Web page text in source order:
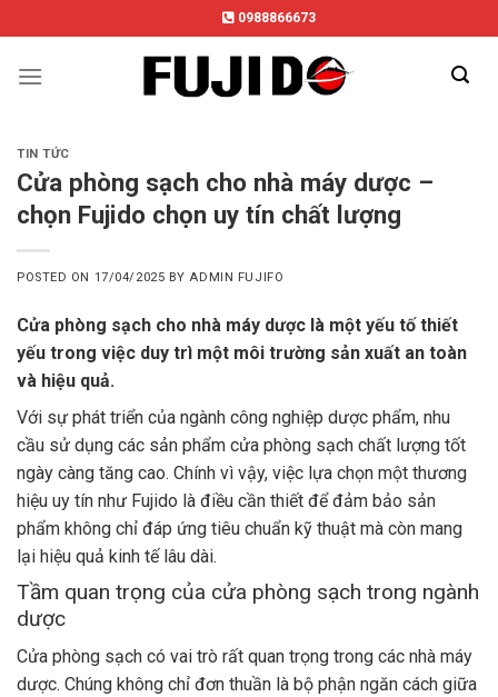
to
content
0988866673
TIN TỨC
Cửa phòng sạch cho nhà máy dược –
chọn Fujido chọn uy tín chất lượng
POSTED ON 17/04/2025 BY ADMIN FUJIFO
Cửa phòng sạch cho nhà máy dược là một yếu tố thiết
yếu trong việc duy trì một môi trường sản xuất an toàn
và hiệu quả.
Với sự phát triển của ngành công nghiệp dược phẩm, nhu
cầu sử dụng các sản phẩm cửa phòng sạch chất lượng tốt
ngày càng tăng cao. Chính vì vậy, việc lựa chọn một thương
hiệu uy tín như Fujido là điều cần thiết để đảm bảo sản
phẩm không chỉ đáp ứng tiêu chuẩn kỹ thuật mà còn mang
lại hiệu quả kinh tế lâu dài.
Tầm quan trọng của cửa phòng sạch trong ngành
dược
Cửa phòng sạch có vai trò rất quan trọng trong các nhà máy
dược. Chúng không chỉ đơn thuần là bộ phận ngăn cách giữa